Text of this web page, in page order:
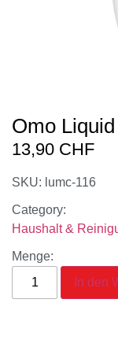
Omo
13,90 CHF
SKU: lumc-116
Category:
Haushalt &
Menge:
In den